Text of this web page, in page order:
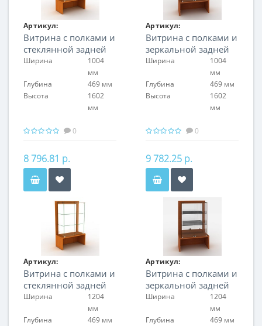
Артикул:
FIN.V.100.S.GL.00
Витрина с полками и
стеклянной задней
стенкой
Ширина
1004
мм
Глубина
469 мм
Высота
1602
мм
0
8 796.81 р.
Артикул:
FIN.V.100.S.MR.00
Витрина с полками и
зеркальной задней
стенкой
Ширина
1004
мм
Глубина
469 мм
Высота
1602
мм
0
9 782.25 р.
Артикул:
FIN.V.120.S.GL.00
Витрина с полками и
стеклянной задней
стенкой
Ширина
1204
мм
Глубина
469 мм
Артикул:
FIN.V.120.S.MR.00
Витрина с полками и
зеркальной задней
стенкой
Ширина
1204
мм
Глубина
469 мм